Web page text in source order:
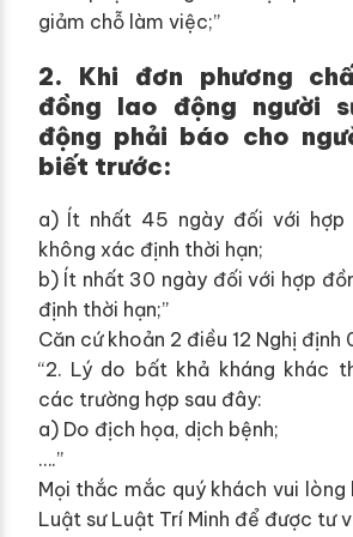
giảm chỗ làm việc;”
2. Khi đơn phương
đồng lao động người
động phải báo cho
biết trước:
a) Ít nhất 45 ngày đối với hợp
không xác định thời hạn;
b) Ít nhất 30 ngày đối với hợp
định thời hạn;”
Căn cứ khoản 2 điều 12 Nghị định
“2. Lý do bất khả kháng khác
các trường hợp sau đây:
a) Do địch họa, dịch bệnh;
….”
Mọi thắc mắc quý khách vui
Luật sư Luật Trí Minh để được tư